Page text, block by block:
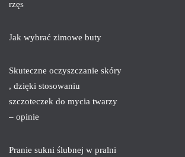
rzęs
Jak wybrać zimowe buty
Skuteczne oczyszczanie skóry
, dzięki stosowaniu
szczoteczek do mycia twarzy
– opinie
Pranie sukni ślubnej w pralni